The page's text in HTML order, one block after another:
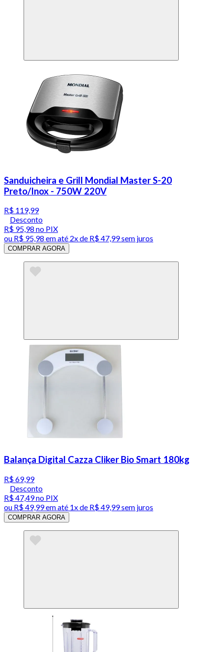
Sanduicheira e Grill Mondial Master S-20
Preto/Inox - 750W 220V
R$ 119,99
Desconto
R$ 95,98 no PIX
ou R$ 95,98 em até 2x de R$ 47,99 sem juros
COMPRAR AGORA
Balança Digital Cazza Cliker Bio Smart 180kg
R$ 69,99
Desconto
R$ 47,49no PIX
ou R$ 49,99em até 1x de R$ 49,99sem juros
COMPRAR AGORA